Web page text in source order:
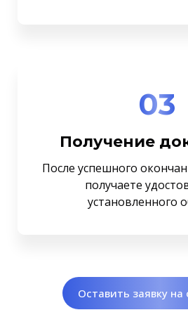
03
Получение
После успешного
получаете
установленного
Оставить заявку на